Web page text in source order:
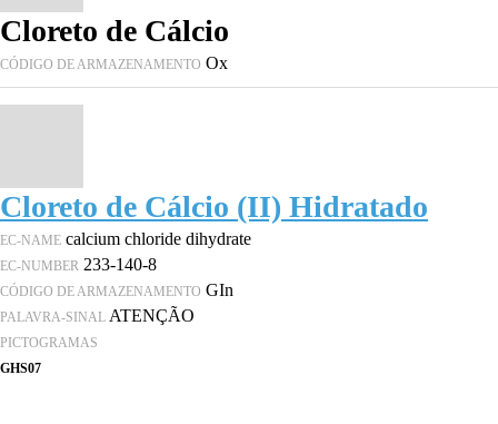
Cloreto de Cálcio
CÓDIGO DE ARMAZENAMENTO Ox
Cloreto de Cálcio (II) Hidratado
EC-NAME calcium chloride dihydrate
EC-NUMBER 233-140-8
CÓDIGO DE ARMAZENAMENTO GIn
PALAVRA-SINAL ATENÇÃO
PICTOGRAMAS
GHS07